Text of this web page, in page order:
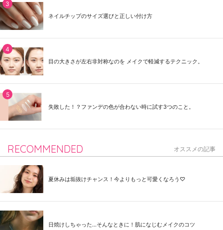
ネイルチップのサイズ選びと正しい付け方
目の大きさが左右非対称なのを メイクで軽減するテクニック。
失敗した！？ファンデの色が合わない時に試す3つのこと。
RECOMMENDED オススメの記事
夏休みは垢抜けチャンス！今よりもっと可愛くなろう♡
日焼けしちゃった...そんなときに！肌になじむメイクのコツ